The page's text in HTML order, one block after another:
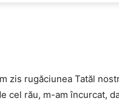
zis rugăciunea Tatăl
cel rău, m-am încurcat,